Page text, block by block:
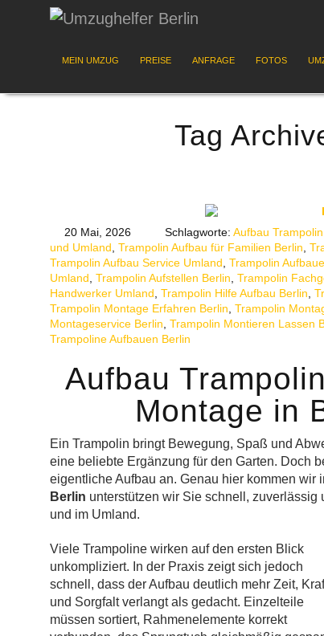
MEIN UMZUG PREISE ANFRAGE FOTOS
Tag
20 Mai, 2026 Schlagworte: Aufbau
und Umland Trampolin Aufbau für Familien Berlin
Trampolin Aufbau Service Umland Trampolin
Umland Trampolin Aufstellen Berlin Trampolin
Handwerker Umland Trampolin Hilfe Aufbau Berlin
Trampolin Montage Erfahren Berlin Trampolin
Montageservice Berlin Trampolin Montieren Lassen
Trampoline Aufbauen Berlin
Aufbau
Montage in
Ein Trampolin bringt Bewegung, Spaß und
eine beliebte Ergänzung für den Garten. Doch
eigentliche Aufbau an. Genau hier kommen wir
Berlin unterstützen wir Sie schnell,
und im Umland.
Viele Trampoline wirken auf den ersten Blick
unkompliziert. In der Praxis zeigt sich jedoch
schnell, dass der Aufbau deutlich mehr Zeit,
und Sorgfalt verlangt als gedacht. Einzelteile
müssen sortiert, Rahmenelemente korrekt